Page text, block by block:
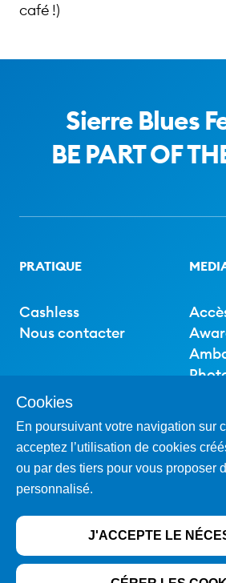
café !)
Cookies
En poursuivant votre navigation sur
acceptez l’utilisation de cookies
ou par des tiers pour vous proposer
personnalisé.
J'ACCEPTE LE
Sierre Blues
BE PART OF
PRATIQUE
Cashless
Nous contacter
SOUTIEN
Partenaires
Club des amis